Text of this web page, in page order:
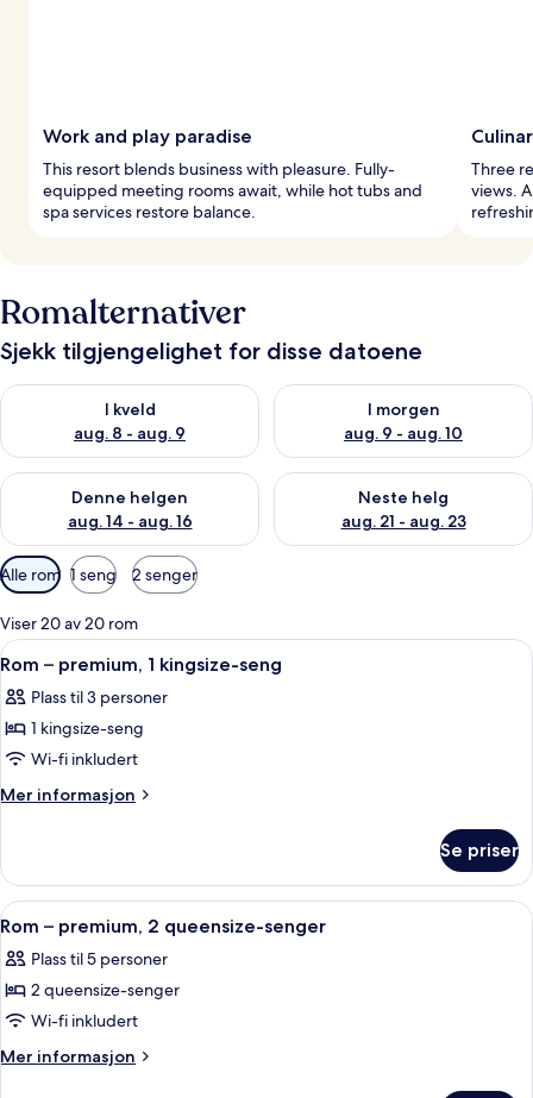
Work and play paradise
This resort blends business with pleasure. Fully-
equipped meeting rooms await, while hot tubs and
spa services restore balance.
Three
views.
Romalternativer
Sjekk tilgjengelighet for disse datoene
I kveld
aug. 8 - aug. 9
Sjekk tilgjengelighet for i kveld, aug. 8 - aug. 9
I morgen
aug. 9 - aug. 10
Sjekk tilgjengelighet for i
Denne helgen
aug. 14 - aug. 16
Sjekk tilgjengelighet for denne helgen, aug. 14 - aug. 16
Neste helg
aug. 21 - aug. 23
Sjekk tilgjengelighet for
Tilgjengelige
filtre
for
rom
Alle rom 1 seng 2 senger
Viser 20 av 20 rom
Åpne
alle
bildene
av
Rom
–
kingsize-
seng
Sengetøy i egyptisk bomull og
5
Rom – premium, 1 kingsize-seng
Plass til 3 personer
1 kingsize-seng
Wi-fi inkludert
Mer informasjon
Mer
–
premium,
1
kingsize-
seng
Se priser
Åpne
alle
bildene
av
Rom
–
Rom – premium, 2 queensize-
6
Rom – premium, 2 queensize-senger
Plass til 5 personer
2 queensize-senger
Wi-fi inkludert
Mer informasjon
Mer